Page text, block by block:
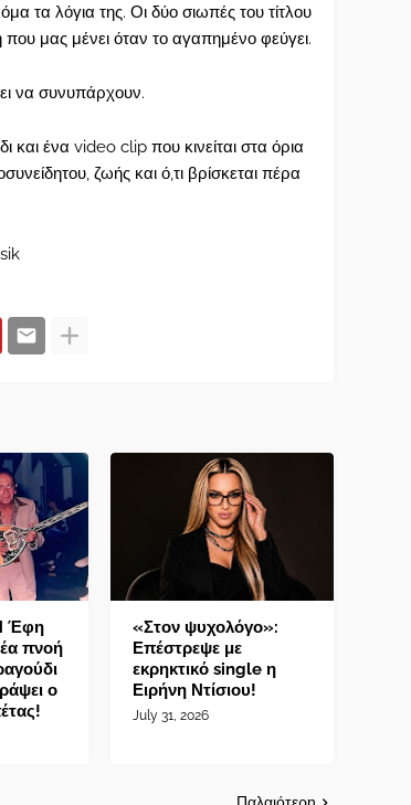
τα λόγια της. Οι δύο σιωπές του τίτλου
μας μένει όταν το αγαπημένο φεύγει.
να συνυπάρχουν.
ένα video clip που κινείται στα όρια
ζωής και ό,τι βρίσκεται πέρα
Έφη
πνοή
ο
«Στον ψυχολόγο»:
Επέστρεψε με
εκρηκτικό single η
Ειρήνη Ντίσιου!
July 31, 2026